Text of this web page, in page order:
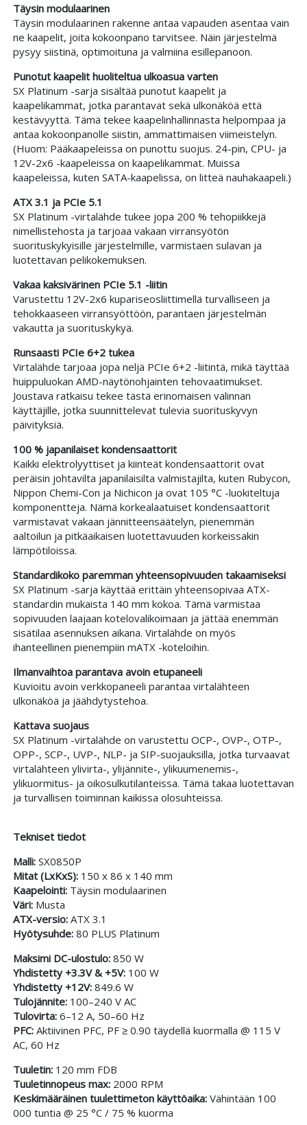
Täysin modulaarinen
Täysin modulaarinen rakenne antaa vapauden asentaa vain
ne kaapelit, joita kokoonpano tarvitsee. Näin järjestelmä
pysyy siistinä, optimoituna ja valmiina esillepanoon.
Punotut kaapelit huoliteltua ulkoasua varten
SX Platinum -sarja sisältää punotut kaapelit ja
kaapelikammat, jotka parantavat sekä ulkonäköä että
kestävyyttä. Tämä tekee kaapelinhallinnasta helpompaa ja
antaa kokoonpanolle siistin, ammattimaisen viimeistelyn.
(Huom: Pääkaapeleissa on punottu suojus. 24-pin, CPU- ja
12V-2x6 -kaapeleissa on kaapelikammat. Muissa
kaapeleissa, kuten SATA-kaapelissa, on litteä nauhakaapeli.)
ATX 3.1 ja PCIe 5.1
SX Platinum -virtalähde tukee jopa 200 % tehopiikkejä
nimellistehosta ja tarjoaa vakaan virransyötön
suorituskykyisille järjestelmille, varmistaen sulavan ja
luotettavan pelikokemuksen.
Vakaa kaksivärinen PCIe 5.1 -liitin
Varustettu 12V-2x6 kupariseosliittimellä turvalliseen ja
tehokkaaseen virransyöttöön, parantaen järjestelmän
vakautta ja suorituskykyä.
Runsaasti PCIe 6+2 tukea
Virtalähde tarjoaa jopa neljä PCIe 6+2 -liitintä, mikä täyttää
huippuluokan AMD-näytönohjainten tehovaatimukset.
Joustava ratkaisu tekee tästä erinomaisen valinnan
käyttäjille, jotka suunnittelevat tulevia suorituskyvyn
päivityksiä.
100 % japanilaiset kondensaattorit
Kaikki elektrolyyttiset ja kiinteät kondensaattorit ovat
peräisin johtavilta japanilaisilta valmistajilta, kuten Rubycon,
Nippon Chemi-Con ja Nichicon ja ovat 105 °C -luokiteltuja
komponentteja. Nämä korkealaatuiset kondensaattorit
varmistavat vakaan jännitteensäätelyn, pienemmän
aaltoilun ja pitkäaikaisen luotettavuuden korkeissakin
lämpötiloissa.
Standardikoko paremman yhteensopivuuden takaamiseksi
SX Platinum -sarja käyttää erittäin yhteensopivaa ATX-
standardin mukaista 140 mm kokoa. Tämä varmistaa
sopivuuden laajaan kotelovalikoimaan ja jättää enemmän
sisätilaa asennuksen aikana. Virtalähde on myös
ihanteellinen pienempiin mATX -koteloihin.
Ilmanvaihtoa parantava avoin etupaneeli
Kuvioitu avoin verkkopaneeli parantaa virtalähteen
ulkonäköä ja jäähdytystehoa.
Kattava suojaus
SX Platinum -virtalähde on varustettu OCP-, OVP-, OTP-,
OPP-, SCP-, UVP-, NLP- ja SIP-suojauksilla, jotka turvaavat
virtalähteen ylivirta-, ylijännite-, ylikuumenemis-,
ylikuormitus- ja oikosulkutilanteissa. Tämä takaa luotettavan
ja turvallisen toiminnan kaikissa olosuhteissa.
Tekniset tiedot
Malli: SX0850P
Mitat (LxKxS):150 x 86 x 140 mm
Kaapelointi:Täysin modulaarinen
Väri: Musta
ATX-versio:ATX 3.1
Hyötysuhde: 80 PLUS Platinum
Maksimi DC-ulostulo: 850 W
Yhdistetty +3.3V & +5V: 100 W
Yhdistetty +12V: 849.6 W
Tulojännite:100–240 V AC
Tulovirta:6–12 A, 50–60 Hz
PFC:Aktiivinen PFC, PF ≥ 0.90 täydellä kuormalla @ 115 V
AC, 60 Hz
Tuuletin: 120 mm FDB
Tuuletinnopeus max: 2000 RPM
Keskimääräinen tuulettimeton käyttöaika:Vähintään 100
000 tuntia @ 25 °C / 75 % kuorma